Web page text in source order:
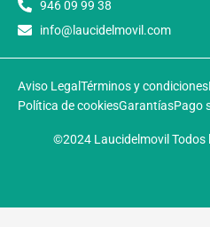
946 09 99 38
info@laucidelmovil.com
Aviso Legal Términos y condiciones
Política de cookiesGarantíasPago
©2024 Laucidelmovil Todos